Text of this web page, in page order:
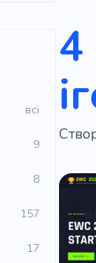
всі
9
8
157
17
4